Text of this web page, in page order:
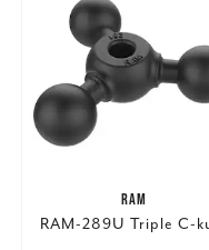
RAM
RAM-289U Triple C-